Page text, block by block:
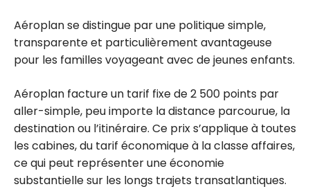
Aéroplan se distingue par une politique simple,
transparente et particulièrement avantageuse
pour les familles voyageant avec de jeunes enfants.
Aéroplan facture un tarif fixe de 2 500 points par
aller-simple, peu importe la distance parcourue, la
destination ou l’itinéraire. Ce prix s’applique à toutes
les cabines, du tarif économique à la classe affaires,
ce qui peut représenter une économie
substantielle sur les longs trajets transatlantiques.